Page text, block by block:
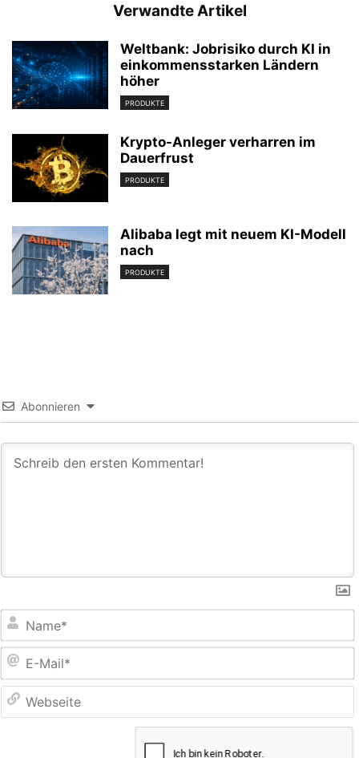
Verwandte Artikel
Weltbank: Jobrisiko durch KI in
einkommensstarken Ländern
höher
PRODUKTE
Krypto-Anleger verharren im
Dauerfrust
PRODUKTE
Alibaba legt mit neuem KI-Modell
nach
PRODUKTE
Abonnieren